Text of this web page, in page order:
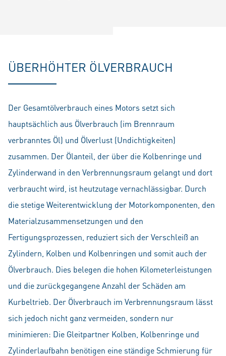
ÜBERHÖHTER ÖLVERBRAUCH
Der Gesamtölverbrauch eines Motors setzt sich
hauptsächlich aus Ölverbrauch (im Brennraum
verbranntes Öl) und Ölverlust (Undichtigkeiten)
zusammen. Der Ölanteil, der über die Kolbenringe und
Zylinderwand in den Verbrennungsraum gelangt und dort
verbraucht wird, ist heutzutage vernachlässigbar. Durch
die stetige Weiterentwicklung der Motorkomponenten, den
Materialzusammensetzungen und den
Fertigungsprozessen, reduziert sich der Verschleiß an
Zylindern, Kolben und Kolbenringen und somit auch der
Ölverbrauch. Dies belegen die hohen Kilometerleistungen
und die zurückgegangene Anzahl der Schäden am
Kurbeltrieb. Der Ölverbrauch im Verbrennungsraum lässt
sich jedoch nicht ganz vermeiden, sondern nur
minimieren: Die Gleitpartner Kolben, Kolbenringe und
Zylinderlaufbahn benötigen eine ständige Schmierung für